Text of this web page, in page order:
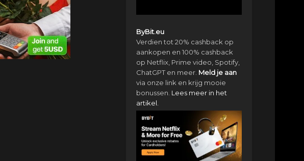
ByBit.eu
Verdien tot 20% cashback op
aankopen en 100% cashback
op Netflix, Prime video, Spotify,
ChatGPT en meer. Meld je aan
via onze link en krijg mooie
bonussen. Lees meer in het
artikel.